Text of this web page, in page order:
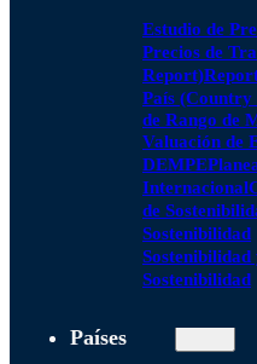
Estudio de
Precios de
Report)
País
de Rango de
Valuación de
DEMPE
Internacional
de
Sostenibilidad
Sostenibilidad
Sostenibilidad
Países